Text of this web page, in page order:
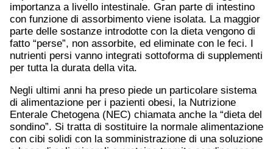
importanza a livello intestinale. Gran parte di intestino
con funzione di assorbimento viene isolata. La maggior
parte delle sostanze introdotte con la dieta vengono di
fatto “perse”, non assorbite, ed eliminate con le feci. I
nutrienti persi vanno integrati sottoforma di supplementi
per tutta la durata della vita.
Negli ultimi anni ha preso piede un particolare sistema
di alimentazione per i pazienti obesi, la Nutrizione
Enterale Chetogena (NEC) chiamata anche la “dieta del
sondino”. Si tratta di sostituire la normale alimentazione
con cibi solidi con la somministrazione di una soluzione